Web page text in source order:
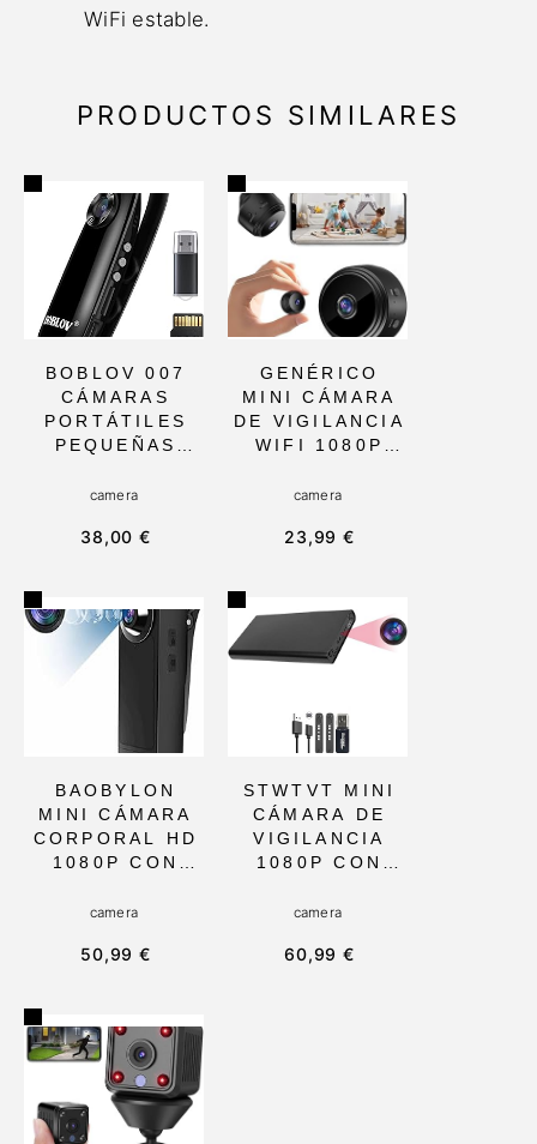
WiFi estable.
PRODUCTOS SIMILARES
BOBLOV 007
CÁMARAS
PORTÁTILES
PEQUEÑAS
CICLISTAS,
GRABACIÓN EN
MINI CÁMARA
CORPORAL
FULL HD DE
32GB Y 1080P
PARA HOGAR O
PERSONAL
camera
38,00 €
GENÉRICO
MINI CÁMARA
DE VIGILANCIA
WIFI 1080P
DETECCIÓN DE
VISIÓN
IDEAL PARA LA
SEGURIDAD
INTERIOR Y
EXTERIOR,
APP PARA
HOGAR Y
NEGOCIOS
camera
23,99 €
BAOBYLON
MINI CÁMARA
CORPORAL HD
1080P CON
NOCTURNA Y
MOVIMIENTO,
ALMACENAMIE
NTO,
PORTÁTIL Y
COMPACTA,
IDEAL PARA
VIGILANCIA EN
camera
50,99 €
STWTVT MINI
CÁMARA DE
VIGILANCIA
1080P CON
NOCTURNA Y
MOVIMIENTO,
camera
60,99 €